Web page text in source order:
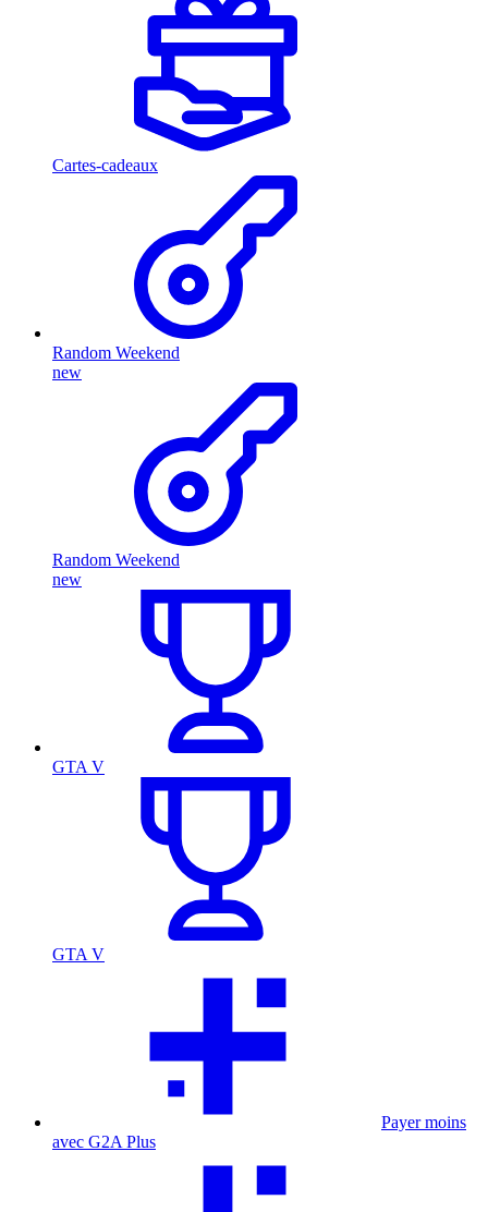
Cartes-cadeaux
Random Weekend
new
Random Weekend
new
GTA V
GTA V
Payer moins
avec G2A Plus